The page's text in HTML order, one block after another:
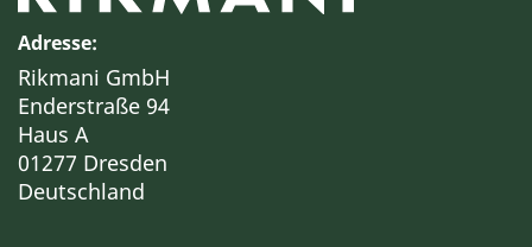
Adresse:
Rikmani GmbH
Enderstraße 94
Haus A
01277 Dresden
Deutschland